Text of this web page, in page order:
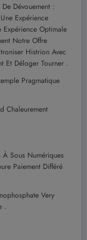
Dévouement :
Expérience
Expérience Optimale
Notre Offre
Histrion Avec
Et Déloger Tourner .
Pragmatique
Chaleurement
Sous Numériques
Paiement Différé
Very
.